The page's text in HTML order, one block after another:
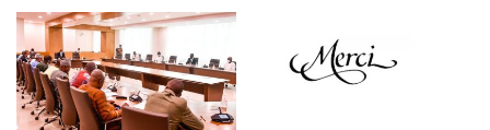
de
rappel,
telles
que
dictées
"RTG"